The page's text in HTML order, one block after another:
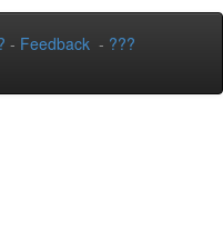
- Feedback - ???